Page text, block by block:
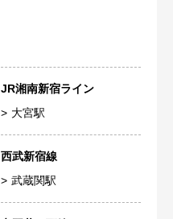
JR湘南新宿ライン
大宮駅
西武新宿線
武蔵関駅